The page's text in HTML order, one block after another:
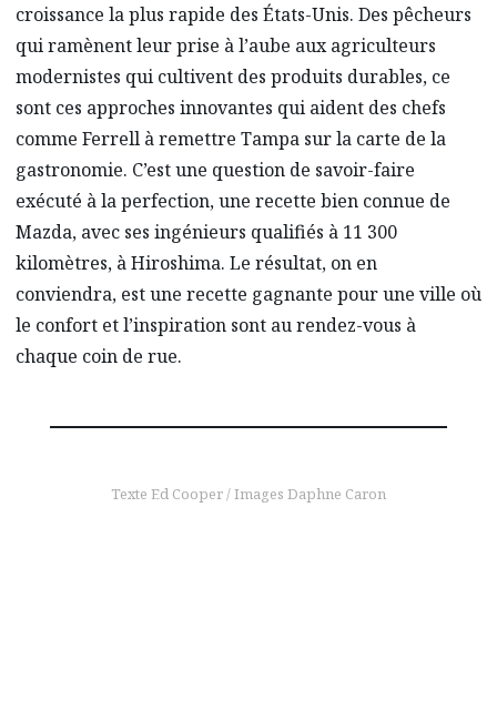
croissance la plus rapide des États-Unis. Des pêcheurs
qui ramènent leur prise à l’aube aux agriculteurs
modernistes qui cultivent des produits durables, ce
sont ces approches innovantes qui aident des chefs
comme Ferrell à remettre Tampa sur la carte de la
gastronomie. C’est une question de savoir-faire
exécuté à la perfection, une recette bien connue de
Mazda, avec ses ingénieurs qualifiés à 11 300
kilomètres, à Hiroshima. Le résultat, on en
conviendra, est une recette gagnante pour une ville où
le confort et l’inspiration sont au rendez-vous à
chaque coin de rue.
Texte Ed Cooper / Images Daphne Caron